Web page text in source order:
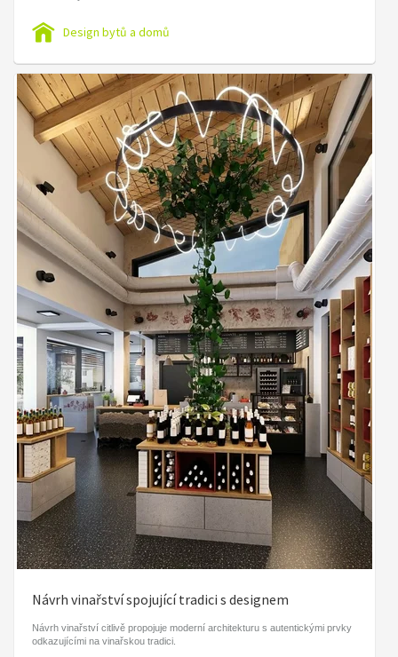
Design bytů a domů
Návrh vinařství spojující tradici s designem
Návrh vinařství citlivě propojuje moderní architekturu s autentickými prvky
odkazujícími na vinařskou tradici.